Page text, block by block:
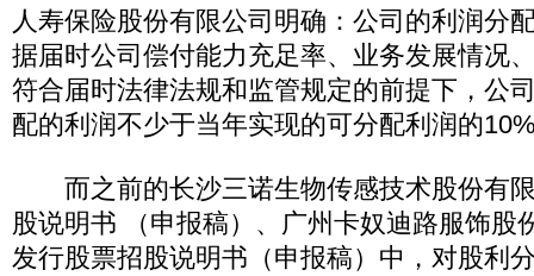
人寿保险股份有限公司明确：公司的利润分
据届时公司偿付能力充足率、业务发展情况
符合届时法律法规和监管规定的前提下，公
配的利润不少于当年实现的可分配利润的
而之前的长沙三诺生物传感技术股份有
股说明书 （申报稿）、广州卡奴迪路服饰股
发行股票招股说明书（申报稿）中，对股利